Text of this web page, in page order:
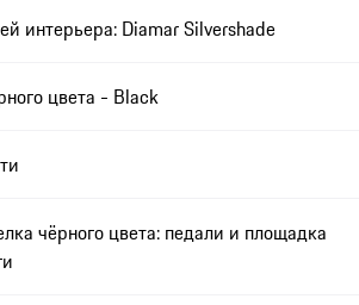
интерьера: Diamar Silvershade
цвета - Black
чёрного цвета: педали и площадка